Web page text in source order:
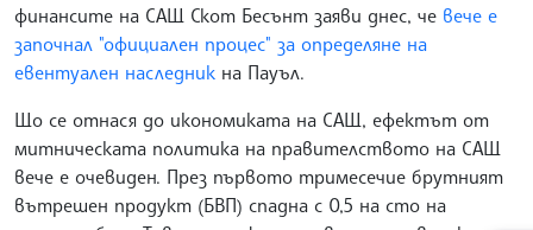
финансите на САЩ Скот Бесънт заяви днес, че вече е
започнал "официален процес" за определяне на
евентуален наследник на Пауъл.
Що се отнася до икономиката на САЩ, ефектът от
митническата политика на правителството на САЩ
вече е очевиден. През първото тримесечие брутният
вътрешен продукт (БВП) спадна с 0,5 на сто на